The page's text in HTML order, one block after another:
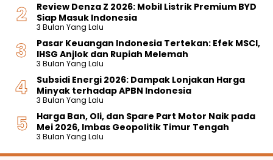
Review Denza Z 2026: Mobil Listrik Premium BYD
Siap Masuk Indonesia
3 Bulan Yang Lalu
Pasar Keuangan Indonesia Tertekan: Efek MSCI,
IHSG Anjlok dan Rupiah Melemah
3 Bulan Yang Lalu
Subsidi Energi 2026: Dampak Lonjakan Harga
Minyak terhadap APBN Indonesia
3 Bulan Yang Lalu
Harga Ban, Oli, dan Spare Part Motor Naik pada
Mei 2026, Imbas Geopolitik Timur Tengah
3 Bulan Yang Lalu